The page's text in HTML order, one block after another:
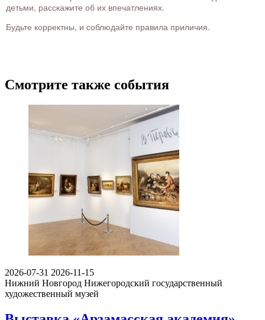
детьми, расскажите об их впечатлениях.
Будьте корректны, и соблюдайте правила приличия.
Смотрите также события
2026-07-31 2026-11-15
Нижний Новгород Нижегородский государственный
художественный музей